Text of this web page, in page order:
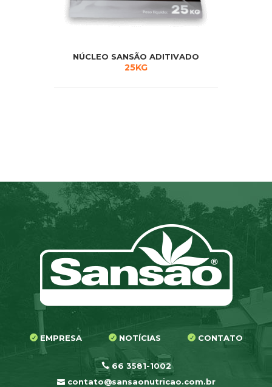
NÚCLEO SANSÃO ADITIVADO
25KG
EMPRESA NOTÍCIAS CONTATO
66 3581-1002
contato@sansaonutricao.com.br